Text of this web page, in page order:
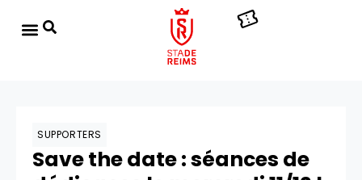
SUPPORTERS
Save the date : séances de